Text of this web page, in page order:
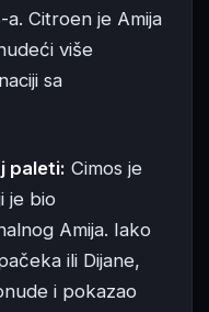
a. Citroen je Amija
više
sa
paleti: Cimos je
je bio
Amija. Iako
ili Dijane,
i pokazao